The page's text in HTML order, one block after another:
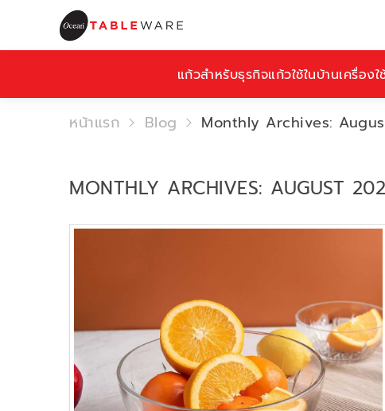
แก้วสำหรับธุรกิจแก้วใช้ในบ้านเครื่อง
หน้าแรก Blog Monthly Archives:
MONTHLY ARCHIVES: AUGUST